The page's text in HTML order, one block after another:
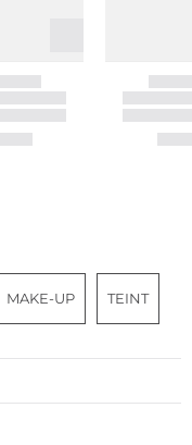
MAKE-UP TEINT